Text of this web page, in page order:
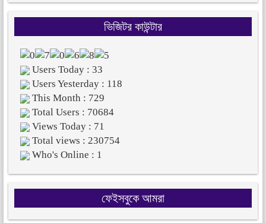
ভিজিটর কাউন্টার
Users Today : 33
Users Yesterday : 118
This Month : 729
Total Users : 70684
Views Today : 71
Total views : 230754
Who's Online : 1
ফেইসবুকে আমরা